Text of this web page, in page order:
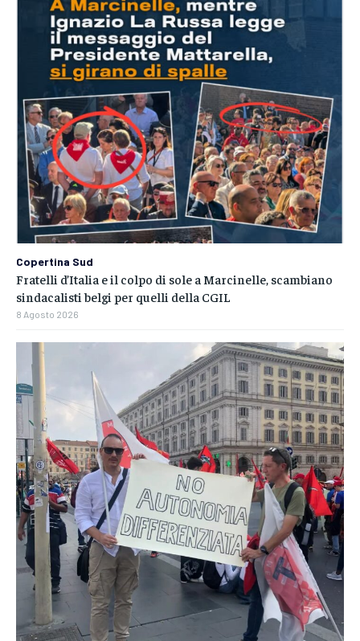
Copertina Sud
Fratelli d’Italia e il colpo di sole a Marcinelle, scambiano
sindacalisti belgi per quelli della CGIL
8 Agosto 2026